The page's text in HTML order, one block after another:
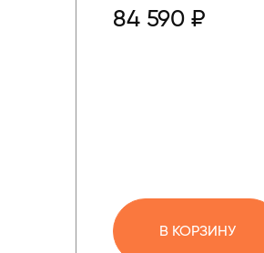
84 590 ₽
В КОРЗИНУ